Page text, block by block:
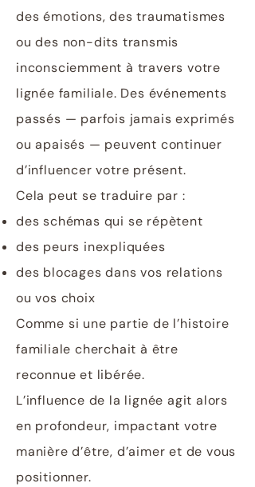
des émotions, des traumatismes
ou des non-dits transmis
inconsciemment à travers votre
lignée familiale. Des événements
passés — parfois jamais exprimés
ou apaisés — peuvent continuer
d’influencer votre présent.
Cela peut se traduire par :
des schémas qui se répètent
des peurs inexpliquées
des blocages dans vos relations
ou vos choix
Comme si une partie de l’histoire
familiale cherchait à être
reconnue et libérée.
L’influence de la lignée agit alors
en profondeur, impactant votre
manière d’être, d’aimer et de vous
positionner.